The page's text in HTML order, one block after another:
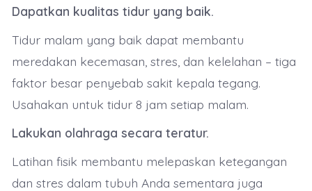
Dapatkan kualitas tidur yang baik.
Tidur malam yang baik dapat membantu
meredakan kecemasan, stres, dan kelelahan – tiga
faktor besar penyebab sakit kepala tegang.
Usahakan untuk tidur 8 jam setiap malam.
Lakukan olahraga secara teratur.
Latihan fisik membantu melepaskan ketegangan
dan stres dalam tubuh Anda sementara juga